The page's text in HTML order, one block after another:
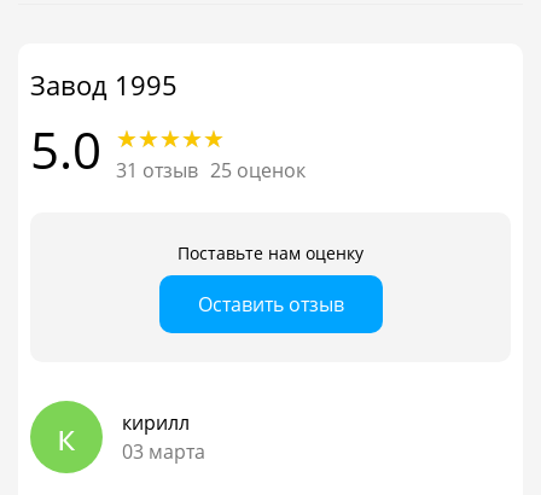
Завод 1995
5.0 31 отзыв 25 оценок
Поставьте нам оценку
Оставить отзыв
к
кирилл
03 марта